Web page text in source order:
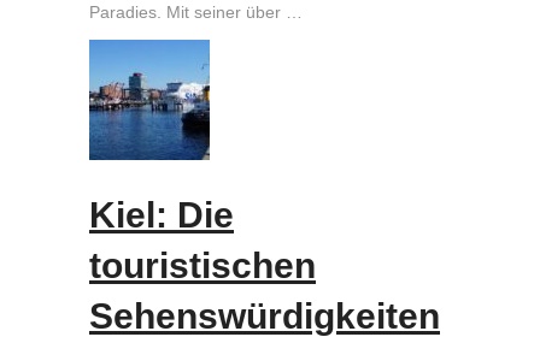
Paradies. Mit seiner über …
Kiel: Die
touristischen
Sehenswürdigkeiten